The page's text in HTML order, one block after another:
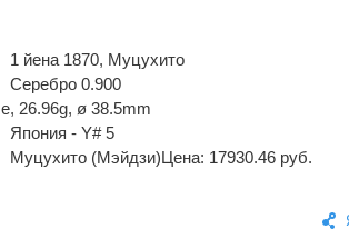
1 йена 1870, Муцухито
Серебро 0.900
, 26.96g, ø 38.5mm
Япония - Y# 5
Муцухито (Мэйдзи)Цена: 17930.46 руб.